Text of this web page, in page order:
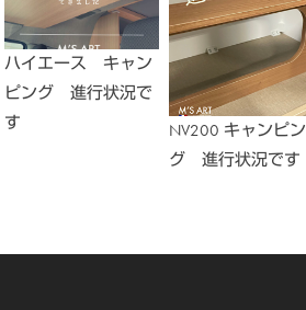
ハイエース キャン
ピング 進行状況で
す
NV200 キャンピン
グ 進行状況です